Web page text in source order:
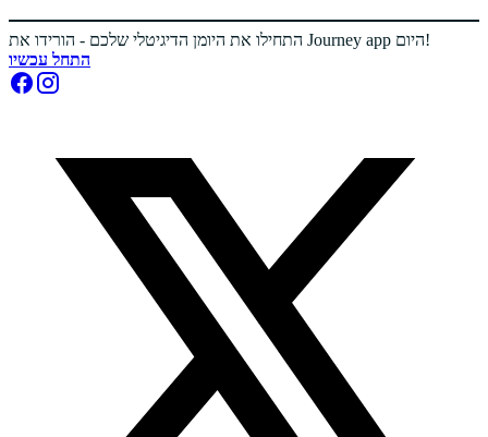
התחילו את היומן הדיגיטלי שלכם - הורידו את Journey app היום!
התחל עכשיו